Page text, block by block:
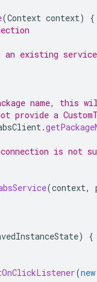
(Context context)
{
existing service
name, this
provide a
.
is not
(context,
)
{
(new